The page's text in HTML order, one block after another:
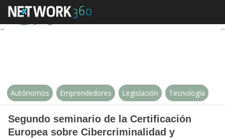
Segundo seminario de la
Autónomos Emprendedores Legislación Tecnología
Segundo seminario de la Certificación
Europea sobre Cibercriminalidad y